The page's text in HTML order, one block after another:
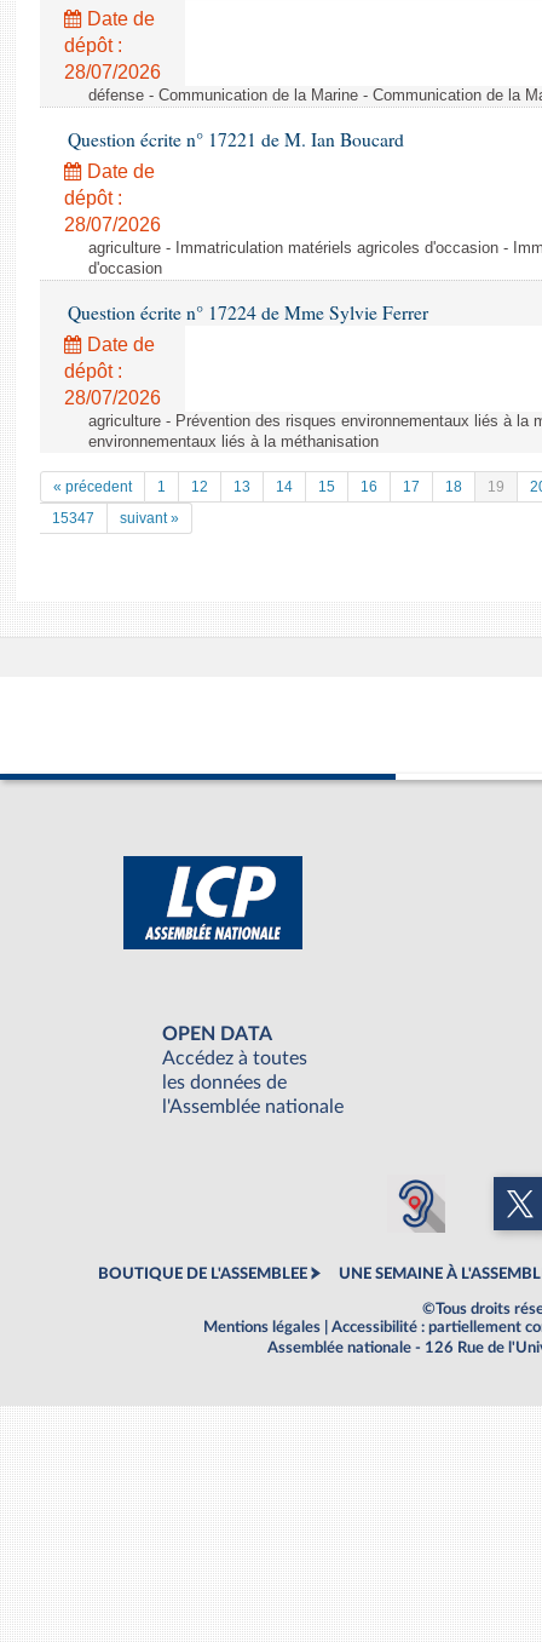
Date de
dépôt :
28/07/2026
défense - Communication de la Marine - Communication de la
Question écrite n° 17221 de M. Ian Boucard
Date de
dépôt :
28/07/2026
agriculture - Immatriculation matériels agricoles d'occasion -
d'occasion
Question écrite n° 17224 de Mme Sylvie Ferrer
Date de
dépôt :
28/07/2026
agriculture - Prévention des risques environnementaux liés à la
environnementaux liés à la méthanisation
« précedent 1 12 13 14 15 16 17 18 19
15347
suivant »
OPEN DATA
Accédez à toutes
les données de
l'Assemblée nationale
BOUTIQUE DE L'ASSEMBLEE UNE SEMAINE À
©Tous droits
Mentions légales
Accessibilité : partiellement
Assemblée nationale - 126 Rue de